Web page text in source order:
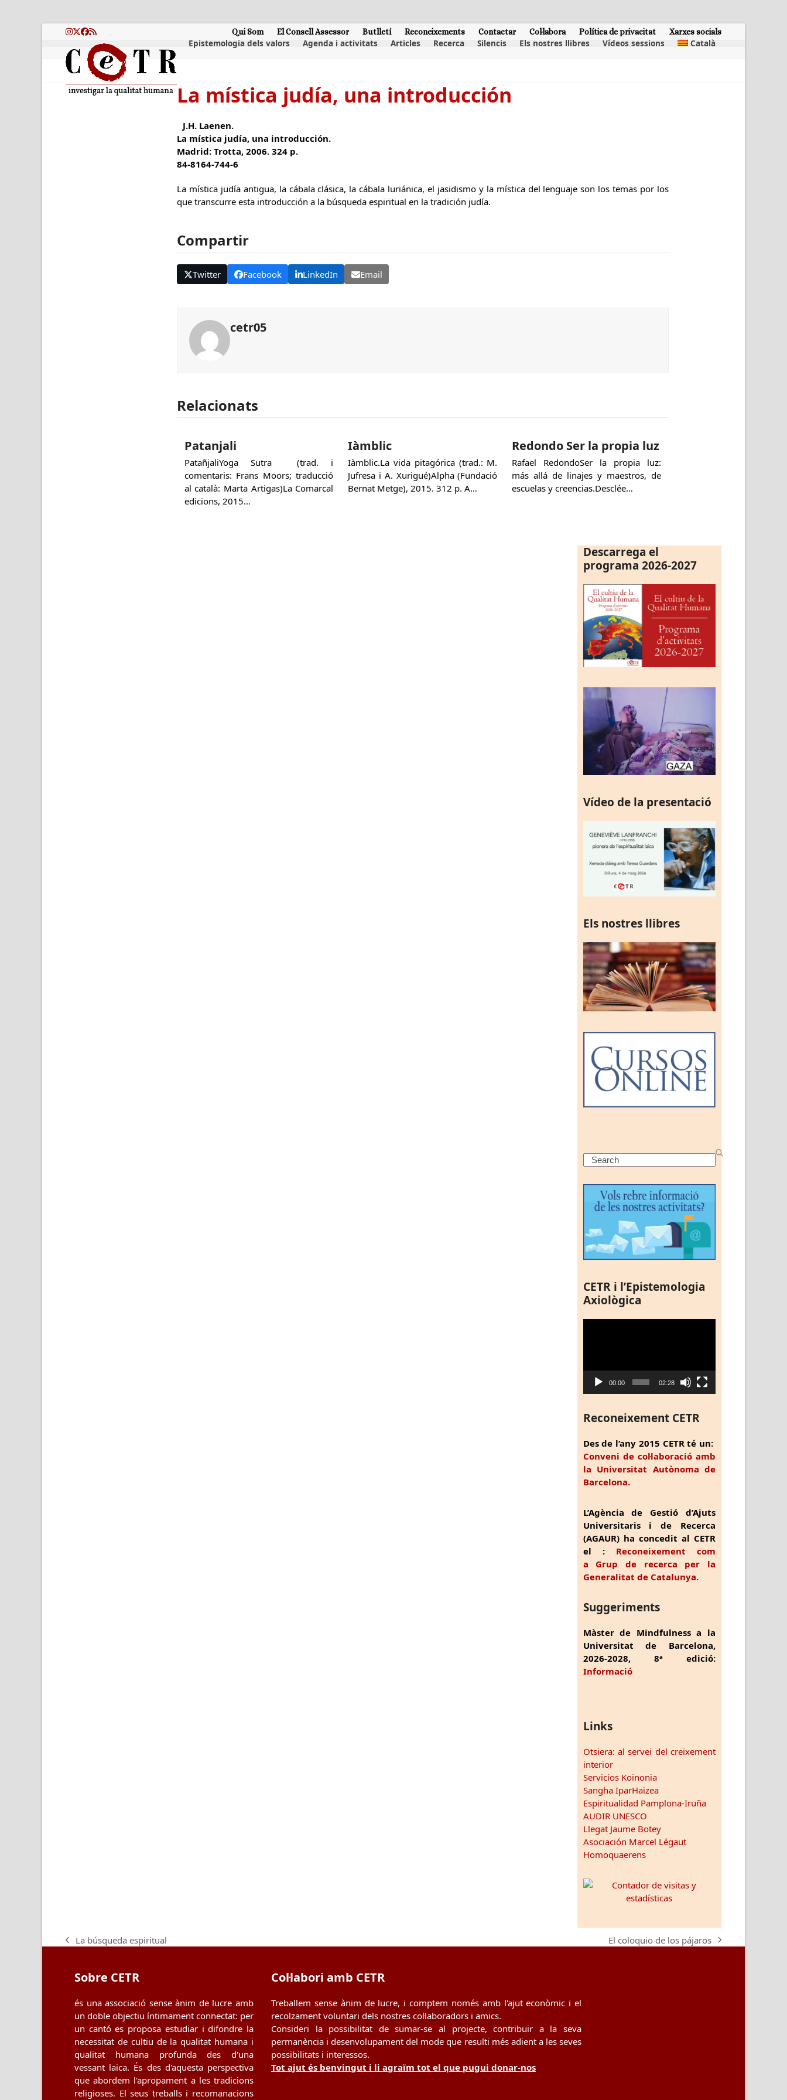
Instagram
Twitter
Facebook
RSS Qui Som El Consell Assessor Butlletí Reconeixements Contactar Col·labora Política de privacitat Xarxes socials
Epistemologia dels valors Agenda i activitats Articles Recerca Silencis Els nostres llibres Vídeos sessions Català
La mística judía, una introducción
J.H. Laenen.
La mística judía, una introducción.
Madrid: Trotta, 2006. 324 p.
84-8164-744-6
La mística judía antigua, la cábala clásica, la cábala luriánica, el jasidismo y la mística del lenguaje son los temas por los
que transcurre esta introducción a la búsqueda espiritual en la tradición judía.
Compartir
Twitter Facebook LinkedIn Email
cetr05
Relacionats
Patanjali
PatañjaliYoga Sutra (trad. i
comentaris: Frans Moors; traducció
al català: Marta Artigas)La Comarcal
edicions, 2015…
Iàmblic
Iàmblic.La vida pitagórica (trad.: M.
Jufresa i A. Xurigué)Alpha (Fundació
Bernat Metge), 2015. 312 p. A…
Redondo Ser la propia luz
Rafael RedondoSer la propia luz:
más allá de linajes y maestros, de
escuelas y creencias.Desclée…
Descarrega el
programa 2026-2027
Vídeo de la presentació
Els nostres llibres
Search
CETR i l’Epistemologia
Axiològica
00:00 02:28
Reconeixement CETR
Des de l’any 2015 CETR té un:
Conveni de col·laboració amb
la Universitat Autònoma de
Barcelona.
L’Agència de Gestió d’Ajuts
Universitaris i de Recerca
(AGAUR) ha concedit al CETR
el : Reconeixement com
a Grup de recerca per la
Generalitat de Catalunya.
Suggeriments
Màster de Mindfulness a la
Universitat de Barcelona,
2026-2028, 8ª edició:
Informació
Links
Otsiera: al servei del creixement
interior
Servicios Koinonia
Sangha IparHaizea
Espiritualidad Pamplona-Iruña
AUDIR UNESCO
Llegat Jaume Botey
Asociación Marcel Légaut
Homoquaerens
previous
La búsqueda espiritual
next
El coloquio de los pájaros
Sobre CETR
és una associació sense ànim de lucre amb
un doble objectiu íntimament connectat: per
un cantó es proposa estudiar i difondre la
necessitat de cultiu de la qualitat humana i
qualitat humana profunda des d'una
vessant laica. És des d'aquesta perspectiva
que abordem l'apropament a les tradicions
religioses. El seus treballs i recomanacions
Col·labori amb CETR
Treballem sense ànim de lucre, i comptem només amb l'ajut econòmic i el
recolzament voluntari dels nostres col·laboradors i amics.
Consideri la possibilitat de sumar-se al projecte, contribuir a la seva
permanència i desenvolupament del mode que resulti més adient a les seves
possibilitats i interessos.
Tot ajut és benvingut i li agraïm tot el que pugui donar-nos